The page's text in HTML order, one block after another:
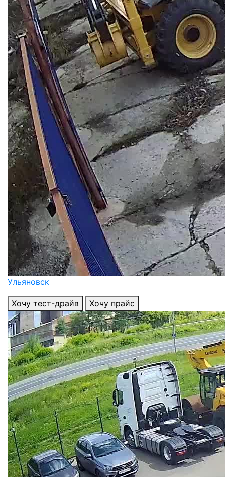
Ульяновск
Хочу тест-драйв Хочу прайс